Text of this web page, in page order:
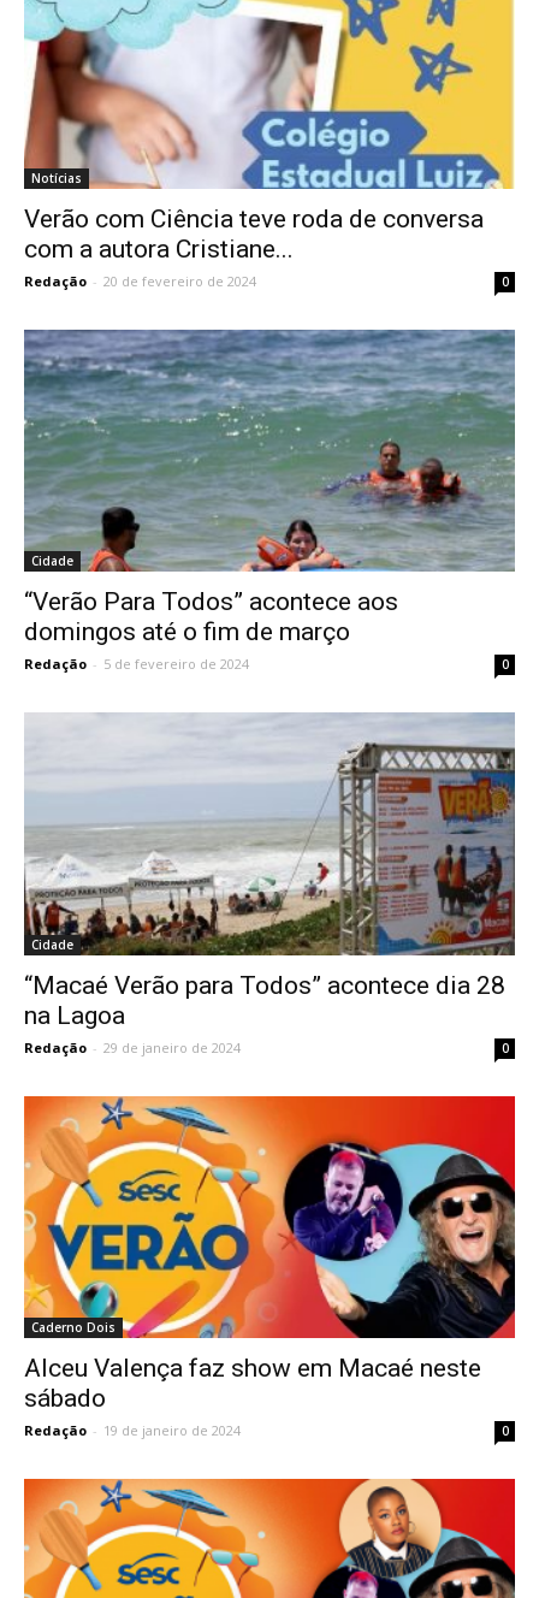
Notícias
Verão com Ciência teve roda de conversa
com a autora Cristiane...
Redação - 20 de fevereiro de 2024 0
Cidade
“Verão Para Todos” acontece aos
domingos até o fim de março
Redação - 5 de fevereiro de 2024 0
Cidade
“Macaé Verão para Todos” acontece dia 28
na Lagoa
Redação - 29 de janeiro de 2024 0
Caderno Dois
Alceu Valença faz show em Macaé neste
sábado
Redação - 19 de janeiro de 2024 0